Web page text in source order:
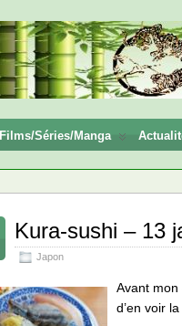
Films/Séries/Manga
Kura-sushi – 13
Japon
Avant
d’en voir